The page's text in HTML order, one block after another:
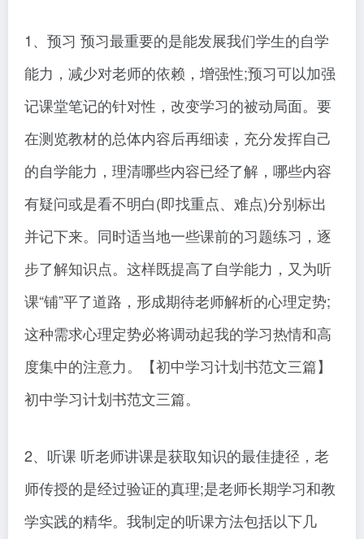
1、预习 预习最重要的是能发展我们学生的自学
能力，减少对老师的依赖，增强性;预习可以加强
记课堂笔记的针对性，改变学习的被动局面。要
在测览教材的总体内容后再细读，充分发挥自己
的自学能力，理清哪些内容已经了解，哪些内容
有疑问或是看不明白(即找重点、难点)分别标出
并记下来。同时适当地一些课前的习题练习，逐
步了解知识点。这样既提高了自学能力，又为听
课“铺”平了道路，形成期待老师解析的心理定势;
这种需求心理定势必将调动起我的学习热情和高
度集中的注意力。【初中学习计划书范文三篇】
初中学习计划书范文三篇。
2、听课 听老师讲课是获取知识的最佳捷径，老
师传授的是经过验证的真理;是老师长期学习和教
学实践的精华。我制定的听课方法包括以下几